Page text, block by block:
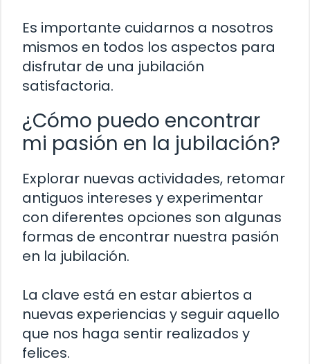
Es importante cuidarnos a nosotros
mismos en todos los aspectos para
disfrutar de una jubilación
satisfactoria.
¿Cómo puedo encontrar
mi pasión en la jubilación?
Explorar nuevas actividades, retomar
antiguos intereses y experimentar
con diferentes opciones son algunas
formas de encontrar nuestra pasión
en la jubilación.
La clave está en estar abiertos a
nuevas experiencias y seguir aquello
que nos haga sentir realizados y
felices.